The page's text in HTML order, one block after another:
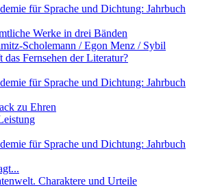
für Sprache und Dichtung: Jahrbuch
Werke in drei Bänden
Scholemann / Egon Menz / Sybil
Fernsehen der Literatur?
für Sprache und Dichtung: Jahrbuch
zu Ehren
für Sprache und Dichtung: Jahrbuch
Charaktere und Urteile